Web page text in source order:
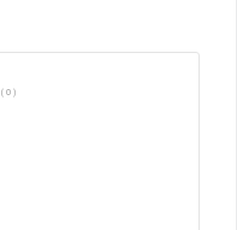
( 0 )